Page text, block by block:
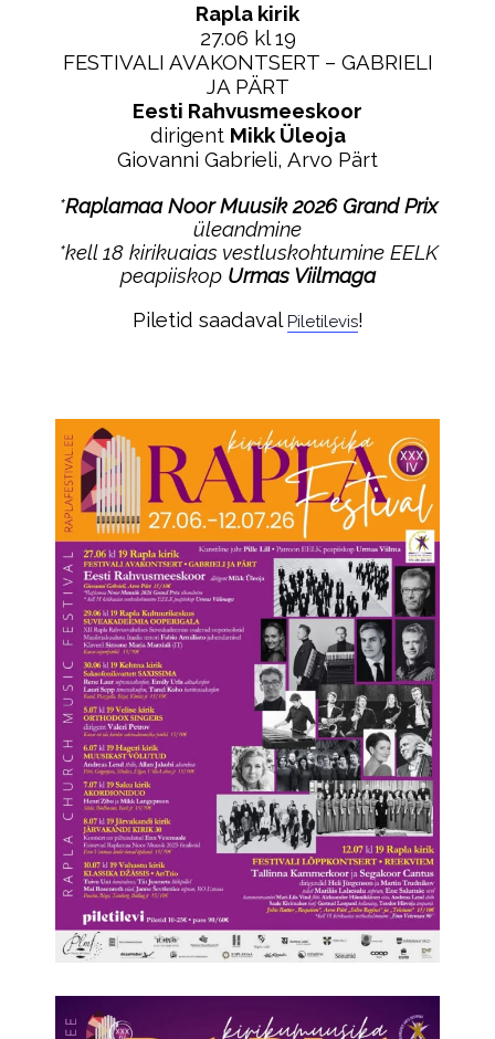
Rapla kirik
27.06 kl 19
FESTIVALI AVAKONTSERT – GABRIELI
JA PÄRT
Eesti Rahvusmeeskoor
dirigent Mikk Üleoja
Giovanni Gabrieli, Arvo Pärt
*Raplamaa Noor Muusik 2026 Grand Prix
üleandmine
*kell 18 kirikuaias vestluskohtumine EELK
peapiiskop Urmas Viilmaga
Piletid saadaval Piletilevis!